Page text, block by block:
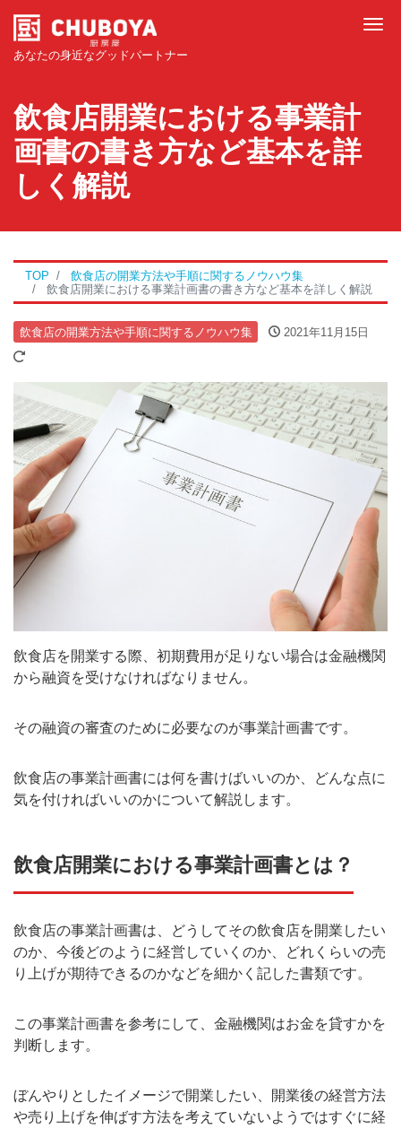
あなたの身近なグッドパートナー
飲食店開業における事業計
画書の書き方など基本を詳
しく解説
TOP
飲食店の開業方法や手順に関するノウハウ集
飲食店開業における事業計画書の書き方など基本を詳しく解説
飲食店の開業方法や手順に関するノウハウ集 2021年11月15日
飲食店を開業する際、初期費用が足りない場合は金融機関
から融資を受けなければなりません。
その融資の審査のために必要なのが事業計画書です。
飲食店の事業計画書には何を書けばいいのか、どんな点に
気を付ければいいのかについて解説します。
飲食店開業における事業計画書とは？
飲食店の事業計画書は、どうしてその飲食店を開業したい
のか、今後どのように経営していくのか、どれくらいの売
り上げが期待できるのかなどを細かく記した書類です。
この事業計画書を参考にして、金融機関はお金を貸すかを
判断します。
ぼんやりとしたイメージで開業したい、開業後の経営方法
や売り上げを伸ばす方法を考えていないようではすぐに経